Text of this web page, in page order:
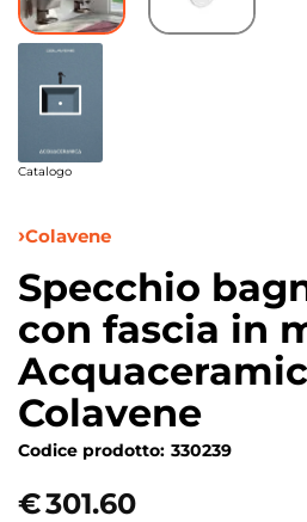
Catalogo
Colavene
Specchio
con fascia in
Colavene
Codice prodotto: 330239
€301.60